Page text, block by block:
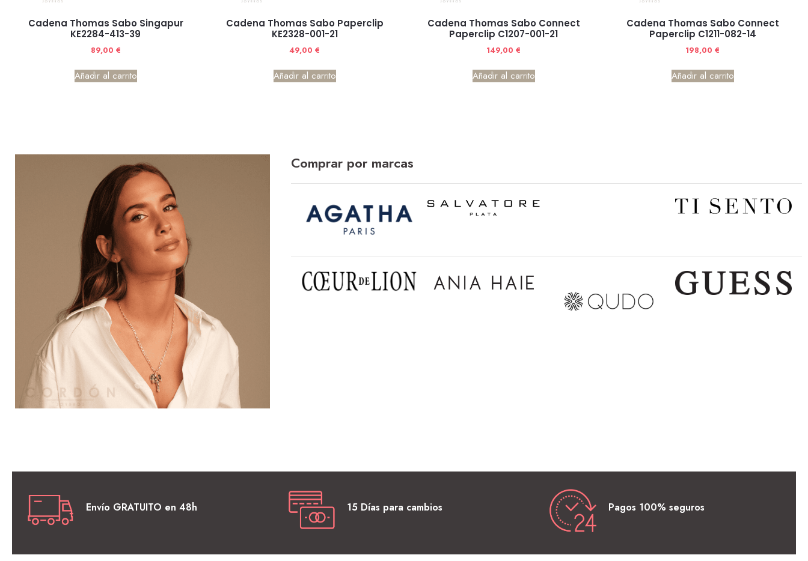
Cadena Thomas Sabo Singapur
KE2284-413-39
89,00 €
Añadir al carrito
Cadena Thomas Sabo Paperclip
KE2328-001-21
49,00 €
Añadir al carrito
Cadena Thomas Sabo Connect
Paperclip C1207-001-21
149,00 €
Añadir al carrito
Cadena Thomas Sabo Connect
Paperclip C1211-082-14
198,00 €
Añadir al carrito
Comprar por marcas
Envío GRATUITO en 48h 15 Días para cambios Pagos 100% seguros